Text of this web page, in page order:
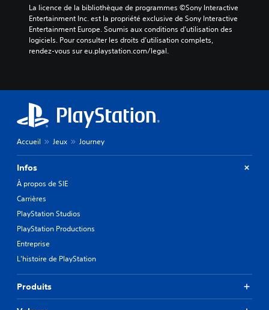
La licence de la bibliothèque de programmes ©Sony Interactive
Entertainment Inc. est la propriété exclusive de Sony Interactive
Entertainment Europe. Soumis aux conditions d’utilisation des
logiciels. Pour consulter les droits d’utilisation complets,
rendez-vous sur eu.playstation.com/legal.
Accueil Jeux Journey
Infos
À propos de SIE
Carrières
PlayStation Studios
PlayStation Productions
Entreprise
L'histoire de PlayStation
Produits